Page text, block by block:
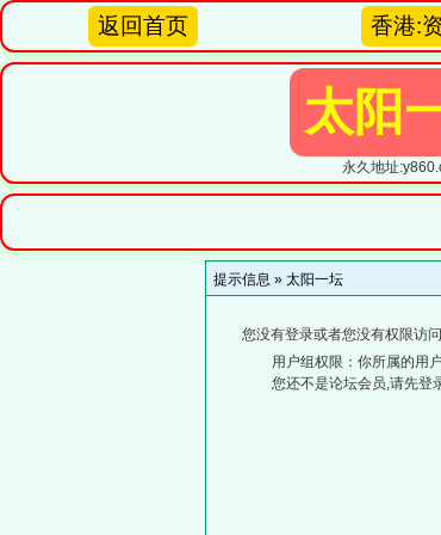
返回首页 香港:
太阳
永久地址
提示信息 » 太阳一坛
您没有登录或者您没有权限访
用户组权限：你所属的用
您还不是论坛会员,请先登